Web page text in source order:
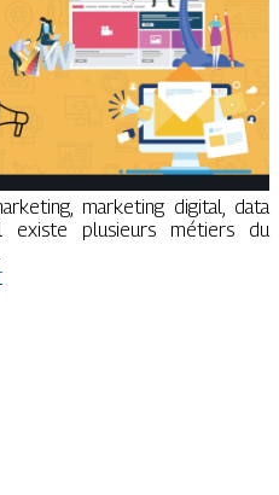
marketing digital, data
existe plusieurs métiers du